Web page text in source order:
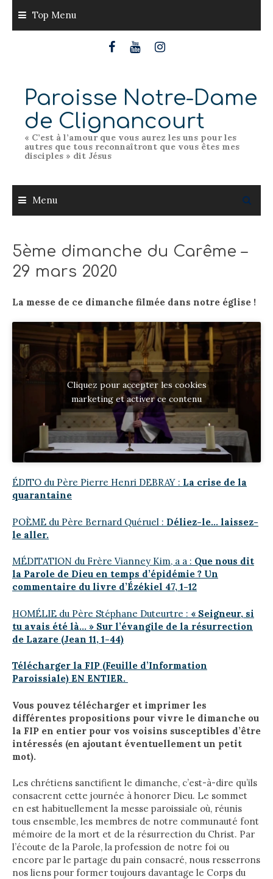
content
Top Menu
Paroisse Notre-Dame
de Clignancourt
« C’est à l’amour que vous aurez les uns pour les
autres que tous reconnaîtront que vous êtes mes
disciples » dit Jésus
Menu
5ème dimanche du Carême –
29 mars 2020
La messe de ce dimanche filmée dans notre église !
Cliquez pour accepter les cookies
marketing et activer ce contenu
ÉDITO du Père Pierre Henri DEBRAY : La crise de la
quarantaine
POÈME du Père Bernard Quéruel : Déliez-le… laissez-
le aller.
MÉDITATION du Frère Vianney Kim, a a : Que nous dit
la Parole de Dieu en temps d’épidémie ? Un
commentaire du livre d’Ézékiel 47, 1-12
HOMÉLIE du Père Stéphane Duteurtre : « Seigneur, si
tu avais été là… » Sur l’évangile de la résurrection
de Lazare (Jean 11, 1-44)
Télécharger la FIP (Feuille d’Information
Paroissiale) EN ENTIER.
Vous pouvez télécharger et imprimer les
différentes propositions pour vivre le dimanche ou
la FIP en entier pour vos voisins susceptibles d’être
intéressés (en ajoutant éventuellement un petit
mot).
Les chrétiens sanctifient le dimanche, c’est-à-dire qu’ils
consacrent cette journée à honorer Dieu. Le sommet
en est habituellement la messe paroissiale où, réunis
tous ensemble, les membres de notre communauté font
mémoire de la mort et de la résurrection du Christ. Par
l’écoute de la Parole, la profession de notre foi ou
encore par le partage du pain consacré, nous resserrons
nos liens pour former toujours davantage le Corps du